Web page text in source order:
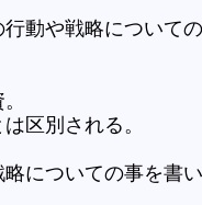
動や戦略について
区別される。
についての事を書い